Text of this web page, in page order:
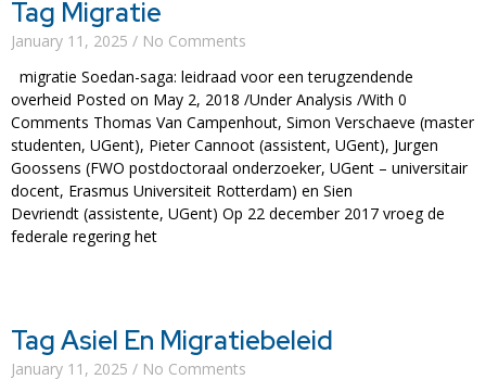
Tag Migratie
January 11, 2025
No Comments
migratie Soedan-saga: leidraad voor een terugzendende
overheid Posted on May 2, 2018 /Under Analysis /With 0
Comments Thomas Van Campenhout, Simon Verschaeve (master
studenten, UGent), Pieter Cannoot (assistent, UGent), Jurgen
Goossens (FWO postdoctoraal onderzoeker, UGent – universitair
docent, Erasmus Universiteit Rotterdam) en Sien
Devriendt (assistente, UGent) Op 22 december 2017 vroeg de
federale regering het
Tag Asiel En Migratiebeleid
January 11, 2025
No Comments